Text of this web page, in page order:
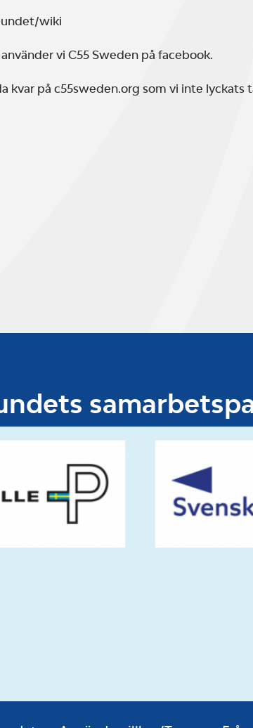
wiki
vi C55 Sweden på facebook.
kvar på c55sweden.org som vi inte lyckats